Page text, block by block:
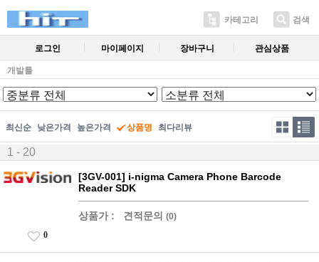
카테고리 검색
로그인 마이페이지 장바구니 관심상품
개발툴
최신순 낮은가격 높은가격 상품명 최다리뷰
1 - 20
[3GV-001] i-nigma Camera Phone Barcode
Reader SDK
상품가 : 견적문의 (0)
0